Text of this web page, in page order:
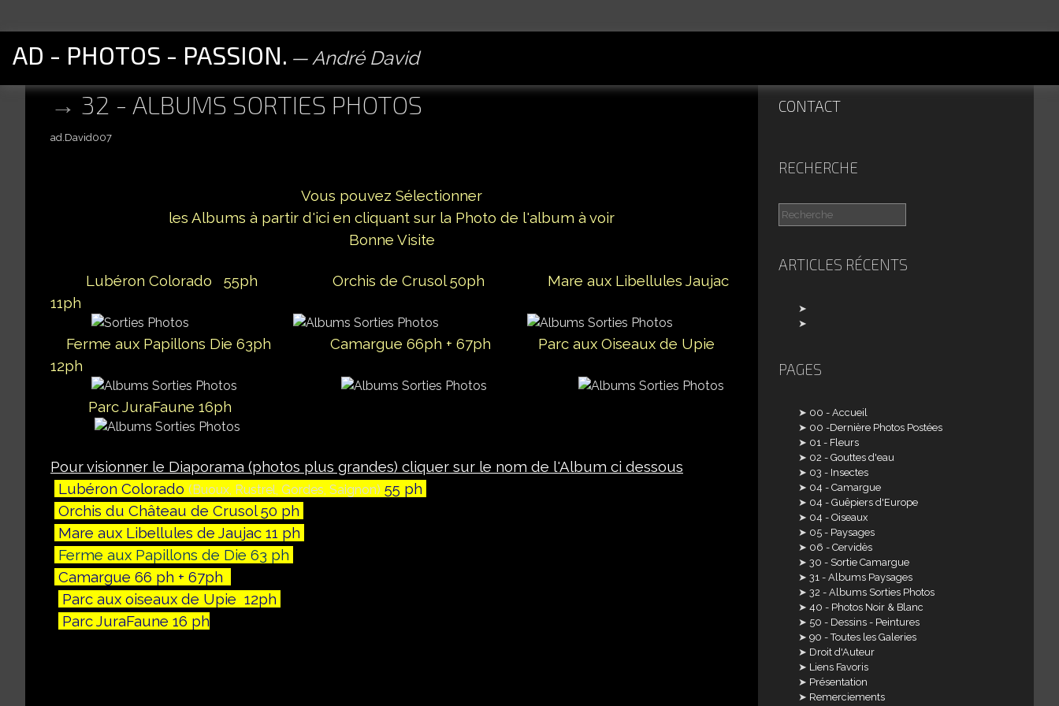
AD - PHOTOS - PASSION. André David
32 - ALBUMS SORTIES PHOTOS
ad.David007
Vous pouvez Sélectionner
les Albums à partir d'ici en cliquant sur la Photo de l'album à voir
Bonne Visite
Lubéron Colorado 55ph Orchis de Crusol 50ph Mare aux Libellules Jaujac
11ph
Ferme aux Papillons Die 63ph Camargue 66ph + 67ph Parc aux Oiseaux de Upie
12ph
Parc JuraFaune 16ph
Pour visionner le Diaporama (photos plus grandes) cliquer sur le nom de l'Album ci dessous
Lubéron Colorado (Buoux, Rustrel, Gordes, Saignon) 55 ph
Orchis du Château de Crusol 50 ph
Mare aux Libellules de Jaujac 11 ph
Ferme aux Papillons de Die 63 ph
Camargue 66 ph + 67ph
Parc aux oiseaux de Upie 12ph
Parc JuraFaune 16 ph
CONTACT
RECHERCHE
ARTICLES RÉCENTS
PAGES
00 - Accueil
00 -Dernière Photos Postées
01 - Fleurs
02 - Gouttes d'eau
03 - Insectes
04 - Camargue
04 - Guêpiers d'Europe
04 - Oiseaux
05 - Paysages
06 - Cervidès
30 - Sortie Camargue
31 - Albums Paysages
32 - Albums Sorties Photos
40 - Photos Noir & Blanc
50 - Dessins - Peintures
90 - Toutes les Galeries
Droit d'Auteur
Liens Favoris
Présentation
Remerciements